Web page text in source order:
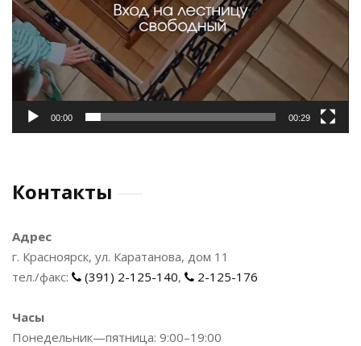
00:00 00:29
Контакты
Адрес
г. Красноярск, ул. Каратанова, дом 11
тел./факс:
(391) 2-125-140, 2-125-176
Часы
Понедельник—пятница: 9:00–19:00